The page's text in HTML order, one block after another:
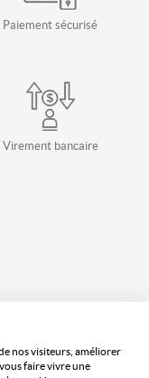
Paiement sécurisé
Virement bancaire
nos visiteurs, améliorer
faire vivre une